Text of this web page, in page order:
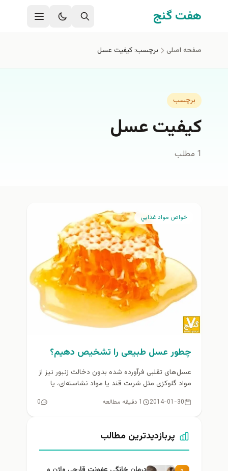
رفتن به محتوای اصلی
هفت گنج
صفحه اصلی برچسب: كيفيت عسل
برچسب
كيفيت عسل
1 مطلب
خواص مواد غذايي
چطور عسل طبیعی را تشخيص دهيم؟
عسل‌های تقلبی فرآورده شده بدون دخالت زنبور نیز از
مواد گلوكزی مثل شربت قند یا مواد نشاسته‌ای، یا
2014-01-30 1 دقیقه مطالعه 0
پربازدیدترین مطالب